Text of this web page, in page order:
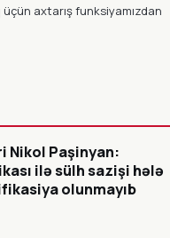
üçün axtarış funksiyamızdan
Nikol Paşinyan:
ilə sülh sazişi hələ
olunmayıb